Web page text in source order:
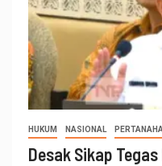
HUKUM NASIONAL
Desak Sikap